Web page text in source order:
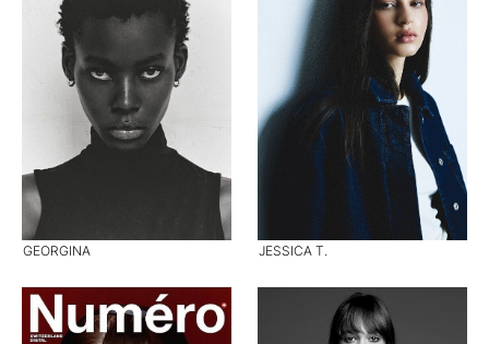
GEORGINA JESSICA T.